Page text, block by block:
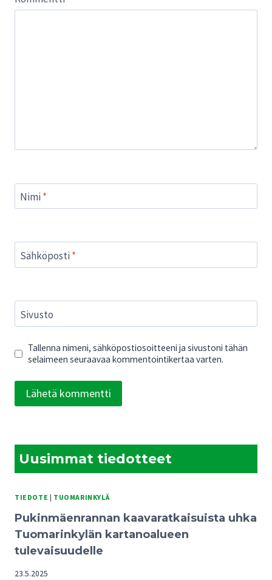
Nimi *
Sähköposti *
Sivusto
Tallenna nimeni, sähköpostiosoitteeni ja sivustoni tähän
selaimeen seuraavaa kommentointikertaa varten.
Uusimmat tiedotteet
TIEDOTE | TUOMARINKYLÄ
Pukinmäenrannan kaavaratkaisuista uhka
Tuomarinkylän kartanoalueen
tulevaisuudelle
23.5.2025